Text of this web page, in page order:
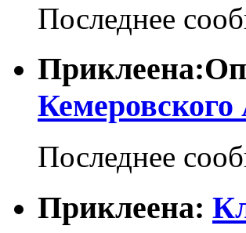
Последнее
Последнее
Приклеена: